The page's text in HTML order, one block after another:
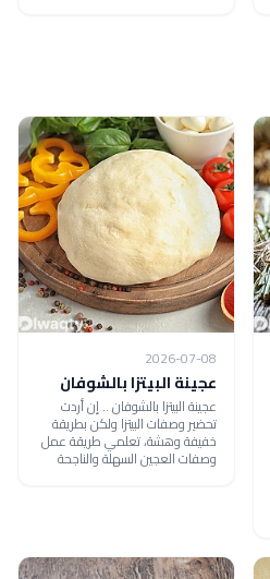
2026-07-08
عجينة البيتزا بالشوفان
عجينة البيتزا بالشوفان .. إن أردت
تحضير وصفات البيتزا ولكن بطريقة
خفيفة وهشة، تعلمي طريقة عمل
وصفات العجين السهلة والناجحة